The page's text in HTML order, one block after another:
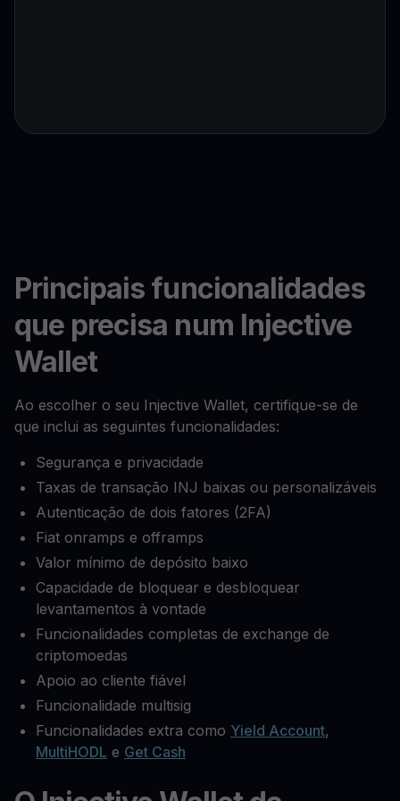
Principais funcionalidades
que precisa num Injective
Wallet
Ao escolher o seu Injective Wallet, certifique-se de
que inclui as seguintes funcionalidades:
Segurança e privacidade
Taxas de transação INJ baixas ou personalizáveis
Autenticação de dois fatores (2FA)
Fiat onramps e offramps
Valor mínimo de depósito baixo
Capacidade de bloquear e desbloquear
levantamentos à vontade
Funcionalidades completas de exchange de
criptomoedas
Apoio ao cliente fiável
Funcionalidade multisig
Funcionalidades extra como Yield Account,
MultiHODL e Get Cash